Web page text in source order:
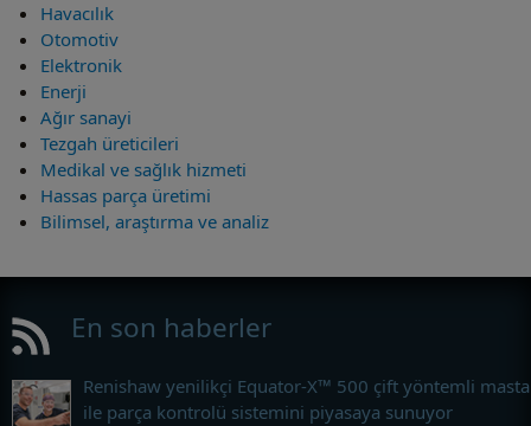
Havacılık
Otomotiv
Elektronik
Enerji
Ağır sanayi
Tezgah üreticileri
Medikal ve sağlık hizmeti
Hassas parça üretimi
Bilimsel, araştırma ve analiz
En son haberler
Renishaw yenilikçi Equator-X™ 500 çift yöntemli
ile parça kontrolü sistemini piyasaya sunuyor